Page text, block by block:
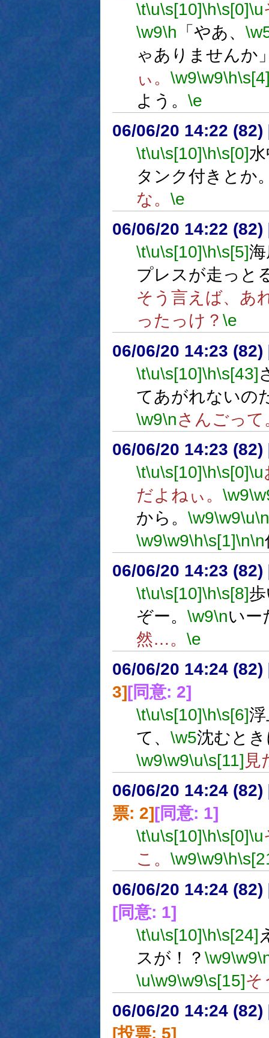
\t\u\s[10]\h\s[0]\u
\w9\h 「やあ、
ゃありませんか
ぃ。 \w9\w9\h
よう。 \e
06/06/20 14:22 (82)
\t\u\s[10]\h\s[0]
タンク付きとか
な。 \e
06/06/20 14:22 (82)
\t\u\s[10]\h\s[5]
プレスが走っと
そう言えば、あ
ったっけ？ \e
06/06/20 14:23 (82)
\t\u\s[10]\h\s[43]
てあがれないの
\w9\nさんごって
06/06/20 14:23 (82)
\t\u\s[10]\h\s[0]\u
だよねぃ。 \w9
から。 \w9\w9\u\n
\w9\w9\h\s[1]\n\n
06/06/20 14:23 (82)
\t\u\s[10]\h\s[8]
ぞー。 \w9\nいー
然…。 \e
06/06/20 14:24 (82)
3][同意: 2]
\t\u\s[10]\h\s[6]
て、 \w5沈むと
\w9\w9\u\s[11] 見
06/06/20 14:24 (82)
票: 2] [同意: 1]
\t\u\s[10]\h\s[0]\u
こ。 \w9\w9\h
06/06/20 14:24 (82)
[同意: 1]
\t\u\s[10]\h\s[24]
スが！？ \w9\w9
\u\w9\w9\s[15]そ
06/06/20 14:24 (82)
[投票: 5]